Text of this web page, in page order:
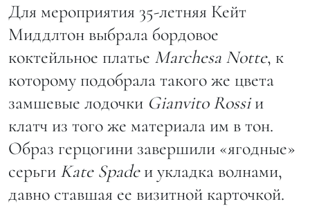
Для мероприятия 35-летняя Кейт
Миддлтон выбрала бордовое
коктейльное платье Marchesa Notte, к
которому подобрала такого же цвета
замшевые лодочки Gianvito Rossiи
клатч из того же материала им в тон.
Образ герцогини завершили «ягодные»
серьги Kate Spadeи укладка волнами,
давно ставшая ее визитной карточкой.